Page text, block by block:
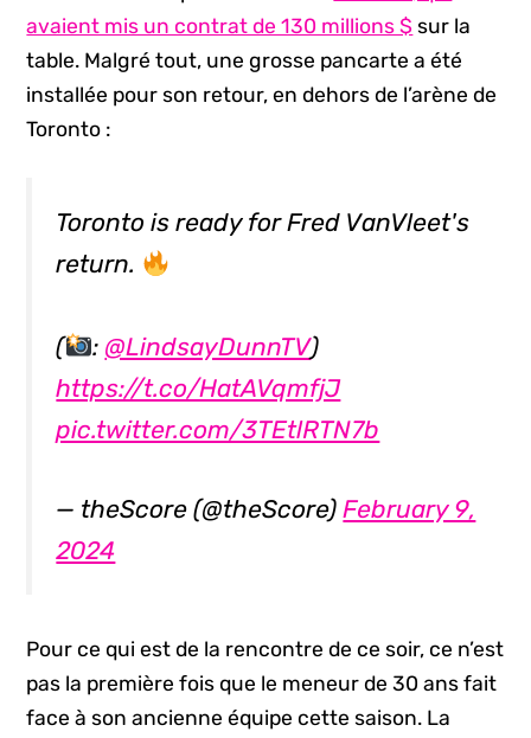
avaient mis un contrat de 130 millions $ sur la
table. Malgré tout, une grosse pancarte a été
installée pour son retour, en dehors de l’arène de
Toronto :
Toronto is ready for Fred VanVleet's
return.
( : @LindsayDunnTV)
https://t.co/HatAVqmfjJ
pic.twitter.com/3TEtlRTN7b
— theScore (@theScore)February 9,
2024
Pour ce qui est de la rencontre de ce soir, ce n’est
pas la première fois que le meneur de 30 ans fait
face à son ancienne équipe cette saison. La